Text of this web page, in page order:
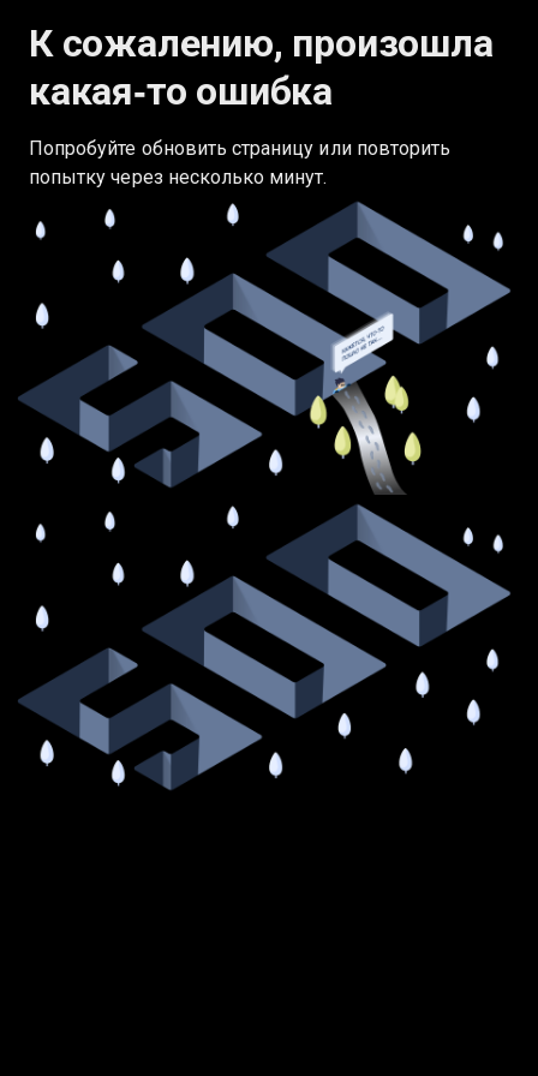
К сожалению, произошла
какая‑то ошибка
Попробуйте обновить страницу или повторить
попытку через несколько минут.